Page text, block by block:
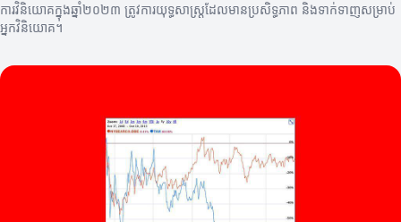
ការវិនិយោគក្នុងឆ្នាំ២០២៣ ត្រូវការយុទ្ធសាស្ត្រដែលមានប្រសិទ្ធភាព និងទាក់ទាញសម្រាប់
អ្នកវិនិយោគ។